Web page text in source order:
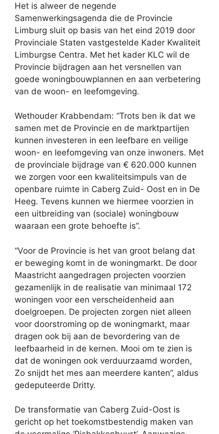
Het is alweer de negende
Samenwerkingsagenda die de Provincie
Limburg sluit op basis van het eind 2019 door
Provinciale Staten vastgestelde Kader Kwaliteit
Limburgse Centra. Met het kader KLC wil de
Provincie bijdragen aan het versnellen van
goede woningbouwplannen en aan verbetering
van de woon- en leefomgeving.
Wethouder Krabbendam: “Trots ben ik dat we
samen met de Provincie en de marktpartijen
kunnen investeren in een leefbare en veilige
woon- en leefomgeving van onze inwoners. Met
de provinciale bijdrage van € 620.000 kunnen
we zorgen voor een kwaliteitsimpuls van de
openbare ruimte in Caberg Zuid- Oost en in De
Heeg. Tevens kunnen we hiermee voorzien in
een uitbreiding van (sociale) woningbouw
waaraan een grote behoefte is”.
“Voor de Provincie is het van groot belang dat
er beweging komt in de woningmarkt. De door
Maastricht aangedragen projecten voorzien
gezamenlijk in de realisatie van minimaal 172
woningen voor een verscheidenheid aan
doelgroepen. De projecten zorgen niet alleen
voor doorstroming op de woningmarkt, maar
dragen ook bij aan de bevordering van de
leefbaarheid in de kernen. Mooi om te zien is
dat de woningen ook verduurzaamd worden,
Zo snijdt het mes aan meerdere kanten”, aldus
gedeputeerde Dritty.
De transformatie van Caberg Zuid-Oost is
gericht op het toekomstbestendig maken van